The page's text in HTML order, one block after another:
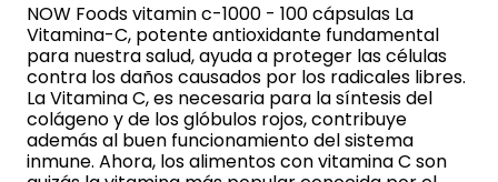
NOW Foods vitamin c-1000 - 100 cápsulas La
Vitamina-C, potente antioxidante fundamental
para nuestra salud, ayuda a proteger las células
contra los daños causados por los radicales libres.
La Vitamina C, es necesaria para la síntesis del
colágeno y de los glóbulos rojos, contribuye
además al buen funcionamiento del sistema
inmune. Ahora, los alimentos con vitamina C son